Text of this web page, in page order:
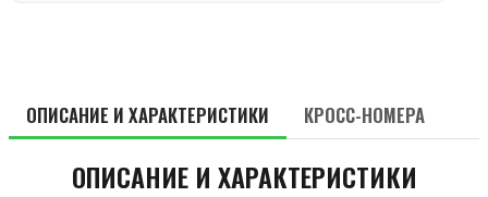
ОПИСАНИЕ И ХАРАКТЕРИСТИКИ КРОСС-НОМЕРА
ОПИСАНИЕ И ХАРАКТЕРИСТИКИ